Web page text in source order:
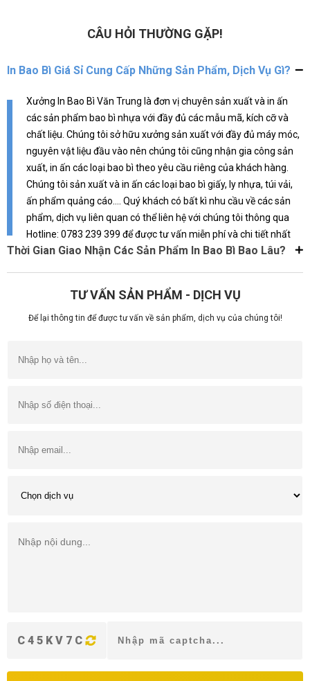
để gửi gắm điều đó.
CÂU HỎI THƯỜNG GẶP!
In Bao Bì Giá Sỉ Cung Cấp Những Sản Phẩm, Dịch Vụ Gì?
Xưởng In Bao Bì Văn Trung là đơn vị chuyên sản xuất và in ấn
các sản phẩm bao bì nhựa với đầy đủ các mẫu mã, kích cỡ và
chất liệu. Chúng tôi sở hữu xưởng sản xuất với đầy đủ máy móc,
nguyên vật liệu đầu vào nên chúng tôi cũng nhận gia công sản
xuất, in ấn các loại bao bì theo yêu cầu riêng của khách hàng.
Chúng tôi sản xuất và in ấn các loại bao bì giấy, ly nhựa, túi vải,
ấn phẩm quảng cáo.... Quý khách có bất kì nhu cầu về các sản
phẩm, dịch vụ liên quan có thể liên hệ với chúng tôi thông qua
Hotline: 0783 239 399 để được tư vấn miễn phí và chi tiết nhất
Thời Gian Giao Nhận Các Sản Phẩm In Bao Bì Bao Lâu?
TƯ VẤN SẢN PHẨM - DỊCH VỤ
Để lại thông tin để được tư vấn về sản phẩm, dịch vụ của chúng tôi!
C45KV7C